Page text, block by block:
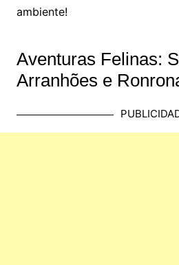
ambiente!
Aventuras Felinas:
Arranhões e